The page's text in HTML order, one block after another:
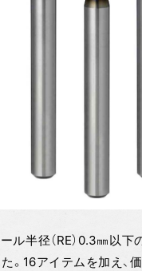
ール半径（RE）0.3㎜以
。16アイテムを加え、